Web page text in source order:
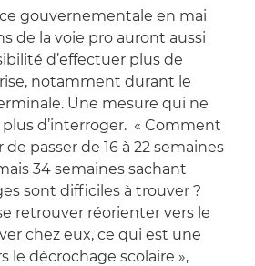
gouvernementale en mai
de la voie pro auront aussi
d’effectuer plus de
notamment durant le
Une mesure qui ne
d’interroger. « Comment
passer de 16 à 22 semaines
34 semaines sachant
sont difficiles à trouver ?
retrouver réorienter vers le
chez eux, ce qui est une
le décrochage scolaire »,